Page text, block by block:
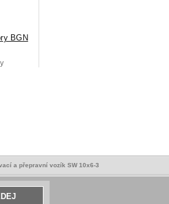
BGN
a přepravní vozík SW 10x6-3